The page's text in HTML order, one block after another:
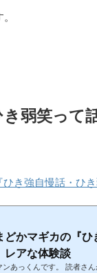
弱笑って話
き強自慢話・ひ
どかマギカの『
レアな体験談
あっくんです。 読者さ